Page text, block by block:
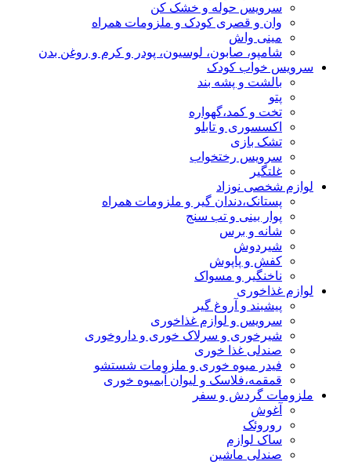
سرویس حوله و خشک کن
وان و قصری کودک و ملزومات همراه
مینی واش
شامپو، صابون، لوسیون، پودر و کرم و روغن بدن
سرویس خواب کودک
بالشت و پشه بند
پتو
تخت و کمد،گهواره
اکسسوری و تابلو
تشک بازی
سرویس رختخواب
غلتگیر
لوازم شخصی نوزاد
پستانک،دندان گیر و ملزومات همراه
پوار بینی و تب سنج
شانه و برس
شیردوش
کفش و پاپوش
ناخنگیر و مسواک
لوازم غذاخوری
پیشبند و آروغ گیر
سرویس و لوازم غذاخوری
شیرخوری و سرلاک خوری و داروخوری
صندلی غذا خوری
فیدر میوه خوری و ملزومات شستشو
قمقمه،فلاسک و لیوان آبمیوه خوری
ملزومات گردش و سفر
آغوش
روروئک
ساک لوازم
صندلی ماشین